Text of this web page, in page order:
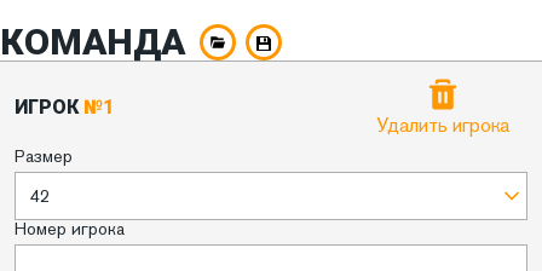
КОМАНДА
ИГРОК №1
Удалить игрока
Размер
42
Номер игрока